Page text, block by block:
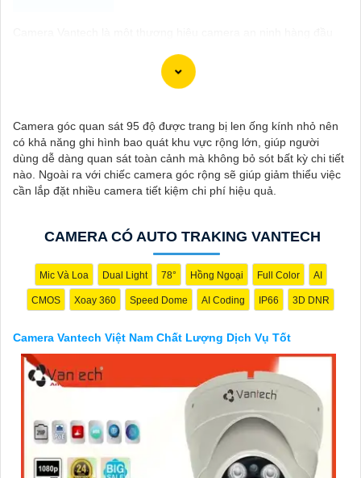
lượng cao để khẳng định an ninh và giám sát tốt cho ngôi nhà,
cửa hàng, văn phòng hoặc doanh nghiệp của bạn.
AHD, camera wifi, camera thông minh, và nhiều hơn nữa. Các
sản phẩm của Vantech được sản xuất theo tiêu chuẩn chất
lượng cao, đáng tin cậy và dễ sử dụng.
Điểm mạnh của Camera Vantech là chất lượng dịch vụ tốt và hỗ
trợ khách hàng chu đáo. Đội ngũ nhân viên kỹ thuật chuyên
hợp với nhu cầu và ngân sách của bạn.
Nếu bạn đang tìm kiếm một giải pháp giám sát an ninh tốt cho
ngôi nhà hoặc doanh nghiệp của mình, Camera Vantech Việt
Nam là một lựa chọn hàng đầu mà bạn có thể tin tưởng.
Camera góc quan sát 95 độ được trang bị len ống kính nhỏ nên
có khả năng ghi hình bao quát khu vực rộng lớn, giúp người
dùng dễ dàng quan sát toàn cảnh mà không bỏ sót bất kỳ chi tiết
nào. Ngoài ra với chiếc camera góc rộng sẽ giúp giảm thiểu việc
cần lắp đặt nhiều camera tiết kiệm chi phí hiệu quả.
CAMERA CÓ AUTO TRAKING VANTECH
Mic Và Loa Dual Light 78° Hồng Ngoại Full Color AI
CMOS Xoay 360 Speed Dome AI Coding IP66 3D DNR
Camera Vantech Việt Nam Chất Lượng Dịch Vụ Tốt